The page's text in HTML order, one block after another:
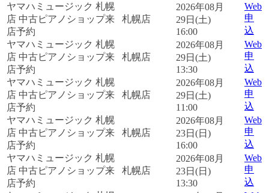
ヤマハミュージック 札幌
店 中古ピアノショップ来
店予約
札幌店
2026年08月
29日(土)
16:00
Web
申
込
ヤマハミュージック 札幌
店 中古ピアノショップ来
店予約
札幌店
2026年08月
29日(土)
13:30
Web
申
込
ヤマハミュージック 札幌
店 中古ピアノショップ来
店予約
札幌店
2026年08月
29日(土)
11:00
Web
申
込
ヤマハミュージック 札幌
店 中古ピアノショップ来
店予約
札幌店
2026年08月
23日(日)
16:00
Web
申
込
ヤマハミュージック 札幌
店 中古ピアノショップ来
店予約
札幌店
2026年08月
23日(日)
13:30
Web
申
込